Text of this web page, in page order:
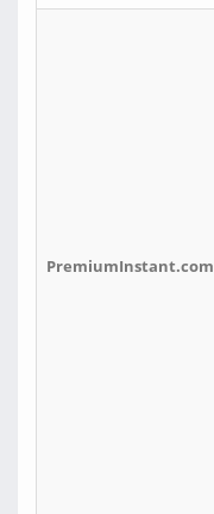
PremiumInstant.com